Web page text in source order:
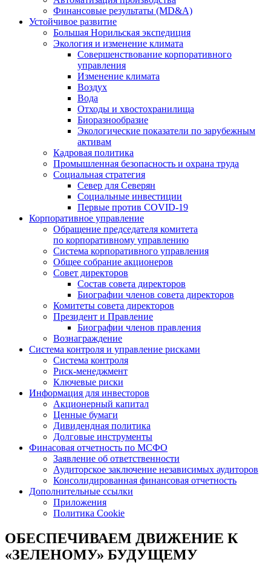
Финансовые результаты (MD&A)
Устойчивое развитие
Большая Норильская экспедиция
Экология и изменение климата
Совершенствование корпоративного
управления
Изменение климата
Воздух
Вода
Отходы и хвостохранилища
Биоразнообразие
Экологические показатели по зарубежным
активам
Кадровая политика
Промышленная безопасность и охрана труда
Социальная стратегия
Север для Северян
Социальные инвестиции
Первые против COVID‑19
Корпоративное управление
Обращение председателя комитета
по корпоративному управлению
Система корпоративного управления
Общее собрание акционеров
Совет директоров
Состав совета директоров
Биографии членов совета директоров
Комитеты совета директоров
Президент и Правление
Биографии членов правления
Вознаграждение
Система контроля и управление рисками
Система контроля
Риск-менеджмент
Ключевые риски
Информация для инвесторов
Акционерный капитал
Ценные бумаги
Дивидендная политика
Долговые инструменты
Финасовая отчетность по МСФО
Заявление об ответственности
Аудиторское заключение независимых аудиторов
Консолидированная финансовая отчетность
Дополнительные ссылки
Приложения
Политика Cookie
ОБЕСПЕЧИВАЕМ ДВИЖЕНИЕ К
«ЗЕЛЕНОМУ» БУДУЩЕМУ